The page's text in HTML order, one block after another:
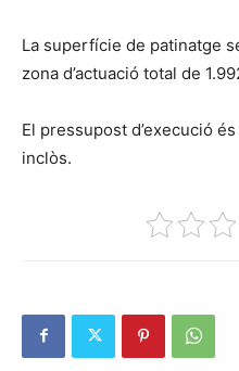
La superfície de patinatge
zona d’actuació total de
El pressupost d’execució
inclòs.